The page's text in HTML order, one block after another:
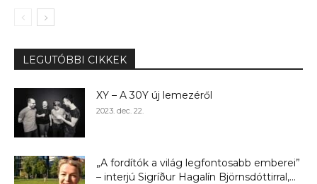
LEGUTÓBBI CIKKEK
XY – A 30Y új lemezéről
2023. dec. 22.
„A fordítók a világ legfontosabb emberei”
– interjú Sigríður Hagalín Björnsdóttirral,...